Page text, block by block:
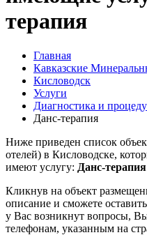
терапия
Главная
Кавказские
Кисловодск
Услуги
Диагностика и
Данс-терапия
Ниже приведен список
отелей) в Кисловодске,
имеют услугу: Данс-терапия
Кликнув на объект
описание и сможете
у Вас возникнут вопросы,
телефонам, указанным на